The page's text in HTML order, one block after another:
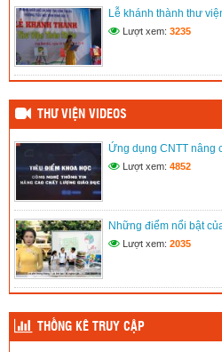
(11/06/2020)
Lễ khánh thành thư
Lượt xem: 3235
THƯ VIỆN VIDEOS
Ứng dụng CNTT nâng
Lượt xem: 4852
Những điểm nổi bật
Lượt xem: 2035
THỐNG KÊ TRUY CẬP